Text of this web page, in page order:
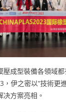
壓成型裝備各領域都
伊之密以“技術更
方案亮相。